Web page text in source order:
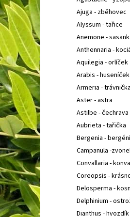
l
Ajuga - zběhovec
Alyssum - tařice
Anemone -
Anthennaria -
Aquilegia - orlíček
Arabis - huseníček
Armeria - trávnička
Aster - astra
Astilbe - čechrava
Aubrieta - tařička
Bergenia -
Campanula -
Convallaria -
Coreopsis -
Delosperma -
Delphinium -
Dianthus - hvozdík
CHOCOLATE